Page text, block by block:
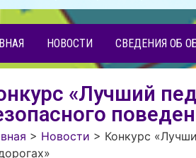
НОВОСТИ СВЕДЕНИЯ ОБ
«Лучший
> Новости > Конкурс